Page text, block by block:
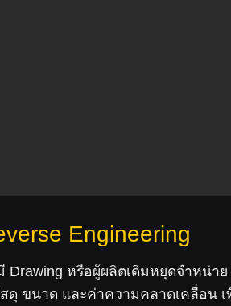
Engineering
หรือผู้ผลิตเดิมหยุดจำหน่า
ดุ ขนาด และค่าความคลาดเคลื่อน